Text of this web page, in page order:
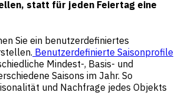
statt für jeden Feiertag eine
Sie ein benutzerdefiniertes
Benutzerdefinierte Saisonprofile
Mindest-, Basis- und
Saisons im Jahr. So
und Nachfrage jedes Objekts